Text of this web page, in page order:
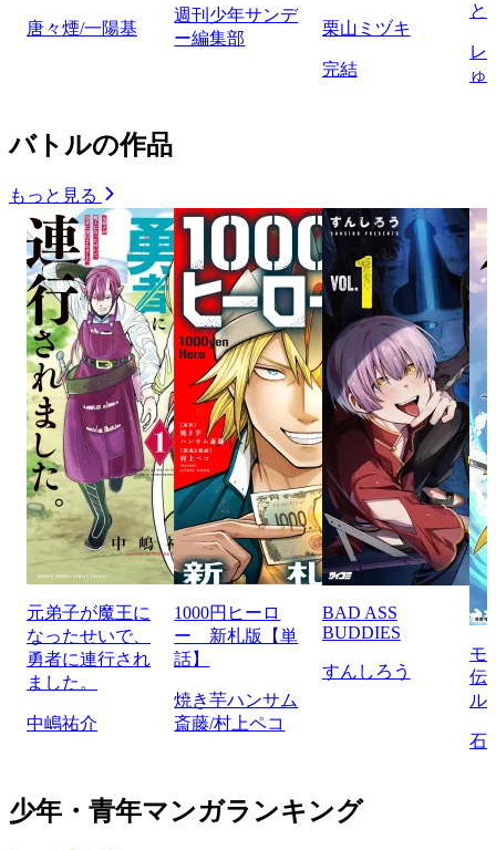
唐々煙/一陽基
週刊少年サンデ
ー編集部
栗山ミヅキ
完結
と
レ
ゅ
バトルの作品
もっと見る
元弟子が魔王に
なったせいで、
勇者に連行され
ました。
中嶋祐介
1000円ヒーロ
ー 新札版【単
話】
焼き芋ハンサム
斎藤/村上ペコ
BAD ASS
BUDDIES
すんしろう
モ
伝
ル
石
少年・青年マンガランキング